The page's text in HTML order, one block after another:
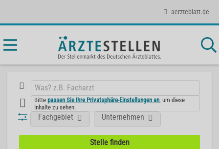
aerzteblatt.de
Bittepassen Sie Ihre Privatsphäre-Einstellungen an , um diese
Inhalte zu sehen.
Fachgebiet Unternehmen